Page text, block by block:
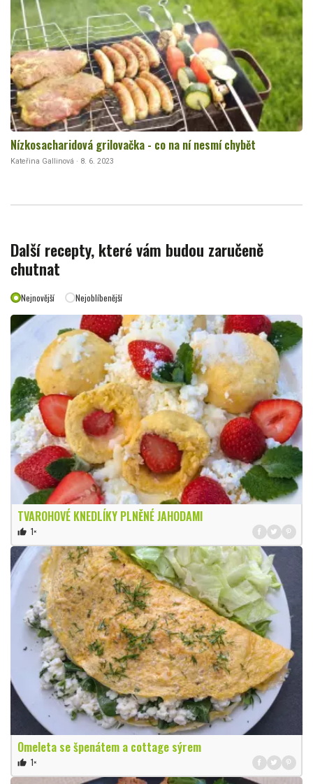
Nízkosacharidová grilovačka - co na ní nesmí chybět
Kateřina Gallinová · 8. 6. 2023
Další recepty, které vám budou zaručeně
chutnat
Nejnovější Nejoblíbenější
TVAROHOVÉ KNEDLÍKY PLNĚNÉ JAHODAMI
thumb_up 1×
Omeleta se špenátem a cottage sýrem
thumb_up 1×